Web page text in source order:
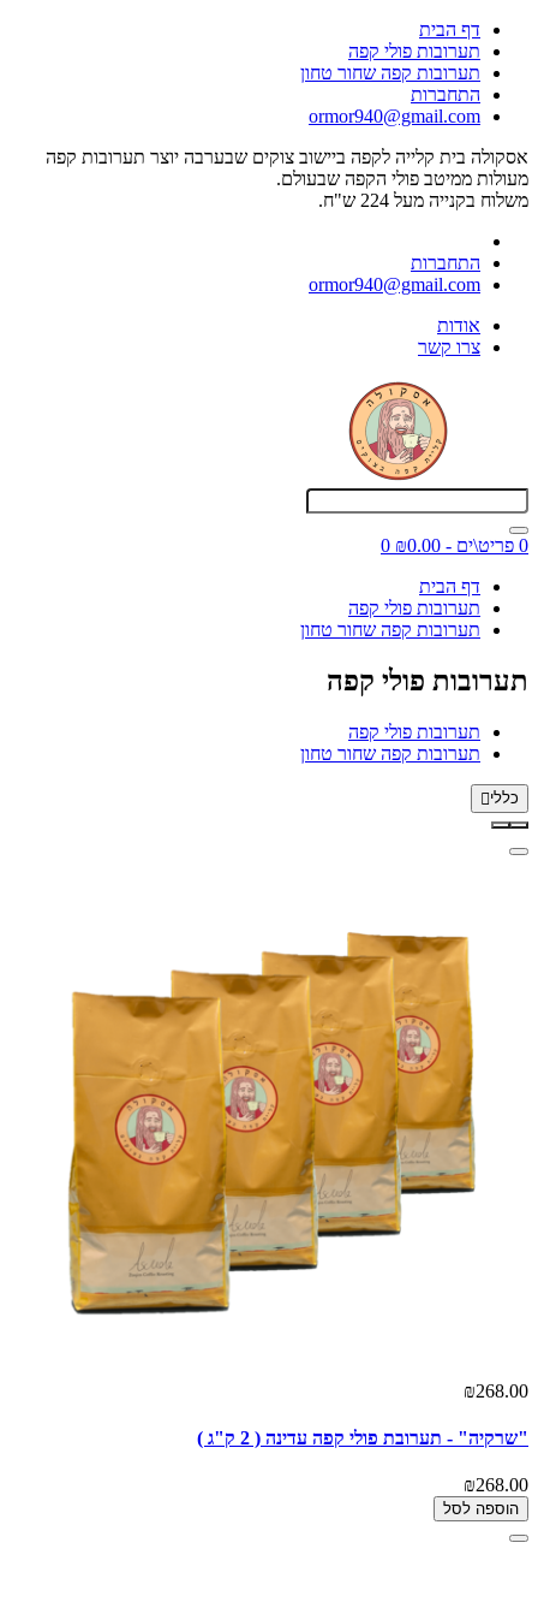
דף הבית
תערובות פולי קפה
תערובות קפה שחור טחון
התחברות
ormor940@gmail.com
אסקולה בית קלייה לקפה ביישוב צוקים שבערבה יוצר תערובות קפה
מעולות ממיטב פולי הקפה שבעולם.
משלוח בקנייה מעל 224 ש"ח.
התחברות
ormor940@gmail.com
אודות
צרו קשר
0 פריט\ים - ₪0.00
0
דף הבית
תערובות פולי קפה
תערובות קפה שחור טחון
תערובות פולי קפה
תערובות פולי קפה
תערובות קפה שחור טחון
כללי
₪268.00
"שרקיה" - תערובת פולי קפה עדינה ( 2 ק"ג )
₪268.00
הוספה לסל